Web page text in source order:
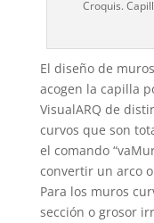
Croquis.
El diseño de
acogen la capilla
VisualARQ de
curvos que son
el comando
convertir un arco
Para los muros
sección o grosor